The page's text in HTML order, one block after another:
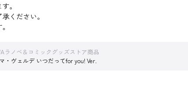
。
ください。
ラノベ＆コミックグッズストア商品
・ヴェルデ いつだってfor you! Ver.